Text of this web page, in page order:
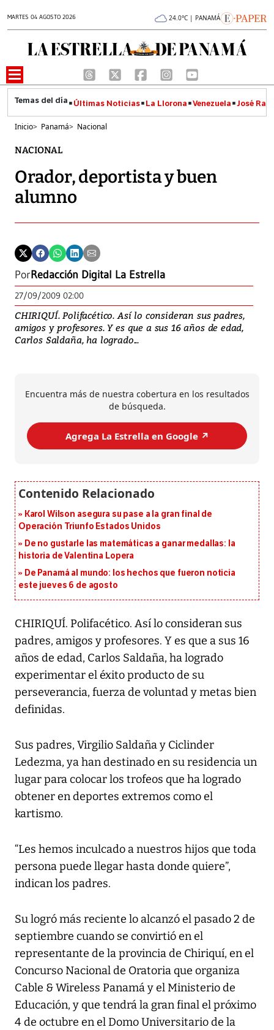
MARTES 04 AGOSTO 2026 24.0°C | PANAMÁ
Últimas Noticias La Llorona Venezuela José
Inicio> Panamá> Nacional
NACIONAL
Orador, deportista y buen
alumno
PorRedacción Digital La Estrella
27/09/2009 02:00
CHIRIQUÍ. Polifacético. Así lo consideran sus padres,
amigos y profesores. Y es que a sus 16 años de edad,
Carlos Saldaña, ha logrado...
Encuentra más de nuestra cobertura en los resultados
de búsqueda.
Agrega La Estrella en Google ↗️
Karol Wilson asegura su pase a la gran final de
Operación Triunfo Estados Unidos
De no gustarle las matemáticas a ganar medallas: la
historia de Valentina Lopera
De Panamá al mundo: los hechos que fueron noticia
este jueves 6 de agosto
CHIRIQUÍ. Polifacético. Así lo consideran sus
padres, amigos y profesores. Y es que a sus 16
años de edad, Carlos Saldaña, ha logrado
experimentar el éxito producto de su
perseverancia, fuerza de voluntad y metas bien
definidas.
Sus padres, Virgilio Saldaña y Ciclinder
Ledezma, ya han destinado en su residencia un
lugar para colocar los trofeos que ha logrado
obtener en deportes extremos como el
kartismo.
“Les hemos inculcado a nuestros hijos que toda
persona puede llegar hasta donde quiere”,
indican los padres.
Su logró más reciente lo alcanzó el pasado 2 de
septiembre cuando se convirtió en el
representante de la provincia de Chiriquí, en el
Concurso Nacional de Oratoria que organiza
Cable & Wireless Panamá y el Ministerio de
Educación, y que tendrá la gran final el próximo
4 de octubre en el Domo Universitario de la